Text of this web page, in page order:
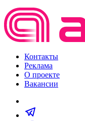
Контакты
Реклама
О проекте
Вакансии